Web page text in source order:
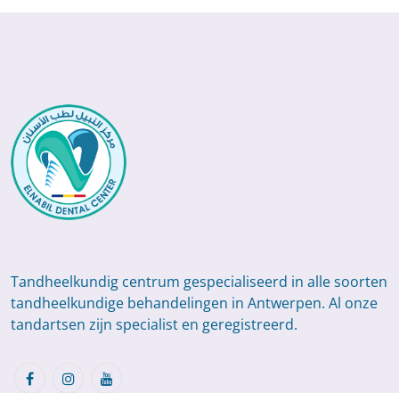
Tandheelkundig centrum gespecialiseerd in alle soorten
tandheelkundige behandelingen in Antwerpen. Al onze
tandartsen zijn specialist en geregistreerd.